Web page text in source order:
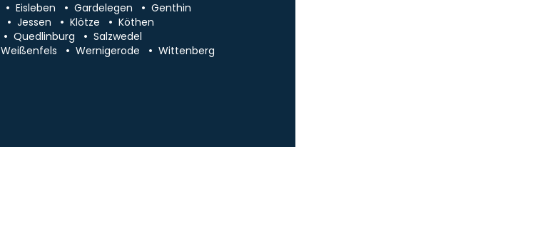
Eisleben Gardelegen
Genthin
Jessen Klötze
Köthen
Quedlinburg
Salzwedel
Weißenfels Wernigerode
Wittenberg